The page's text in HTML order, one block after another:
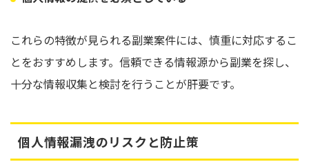
これらの特徴が見られる副業案件には、慎重に対応するこ
とをおすすめします。信頼できる情報源から副業を探し、
十分な情報収集と検討を行うことが肝要です。
個人情報漏洩のリスクと防止策